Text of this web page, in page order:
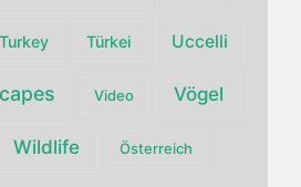
Turkey Türkei Uccelli
Video Vögel
Wildlife Österreich